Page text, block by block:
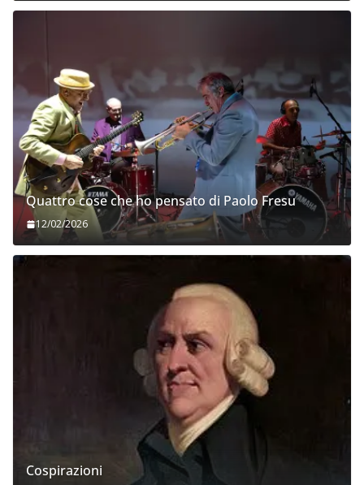
Quattro cose che ho pensato di Paolo Fresu
12/02/2026
Cospirazioni